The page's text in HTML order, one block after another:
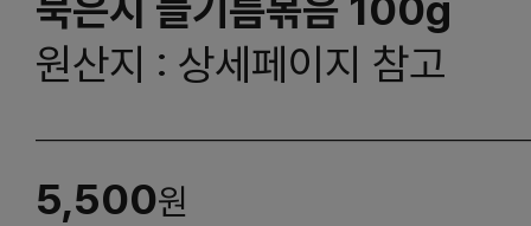
원산지 : 상세페이지 참고
5,500원